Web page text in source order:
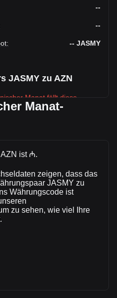
--
--
: -- JASMY
JASMY zu AZN
Manat fällt diese
₼0.006815
von JasmyCoin hat sich in
Handelsvolumen von JASMY
JasmyCoin auf
Manat-
ist ₼.
zeigen, dass das
JASMY zu
Währungscode ist
zu sehen, wie viel Ihre